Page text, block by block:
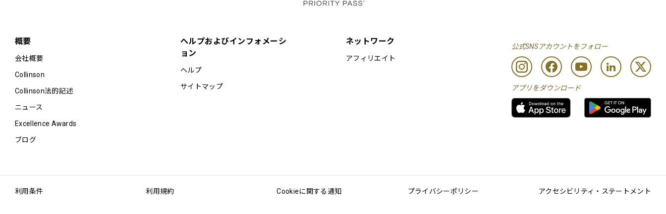
概要
会社概要
Collinson
Collinson法的記述
ニュース
Excellence Awards
ブログ
ヘルプおよびインフォメーシ
ョン
ヘルプ
サイトマップ
ネットワーク
アフィリエイト
公式SNSアカウントをフォロー
アプリをダウンロード
利用条件 利用規約 Cookieに関する通知 プライバシーポリシー アクセシビリティ・ステートメント